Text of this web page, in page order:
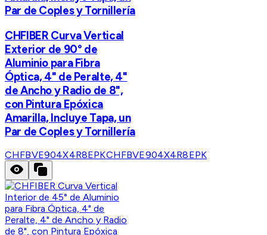
Par de Coples y Tornillería
CHFIBER Curva Vertical
Exterior de 90° de
Aluminio para Fibra
Óptica, 4" de Peralte, 4"
de Ancho y Radio de 8",
con Pintura Epóxica
Amarilla, Incluye Tapa, un
Par de Coples y Tornillería
CHFBVE904X4R8EPKCHFBVE904X4R8EPK